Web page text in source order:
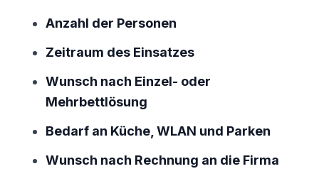
Anzahl der Personen
Zeitraum des Einsatzes
Wunsch nach Einzel- oder
Mehrbettlösung
Bedarf an Küche, WLAN und Parken
Wunsch nach Rechnung an die Firma